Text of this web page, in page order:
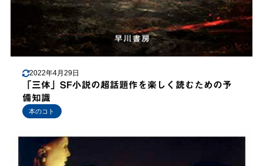
2022年4月29日
「三体」SF小説の超話題作を楽しく読むための予
備知識
本のコト